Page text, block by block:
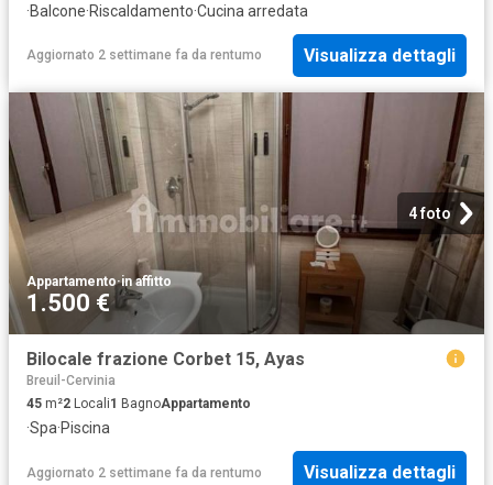
·Balcone·Riscaldamento·Cucina arredata
Aggiornato 2 settimane fa da rentumo Visualizza dettagli
4 foto
Appartamento·in affitto
1.500 €
Bilocale frazione Corbet 15, Ayas
Breuil-Cervinia
45 m²2 Locali1 BagnoAppartamento
·Spa·Piscina
Aggiornato 2 settimane fa da rentumo Visualizza dettagli